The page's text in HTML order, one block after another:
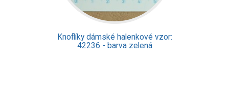
Knoflíky dámské halenkové vzor:
42236 - barva zelená